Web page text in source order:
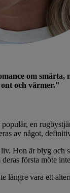
om smärta,
och värmer."
en
av något,
Hon är blyg och
första möte
längre vara ett